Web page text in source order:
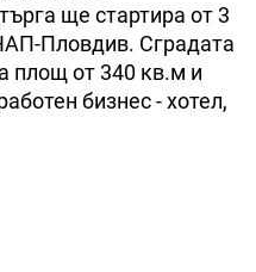
ще стартира от 3
Пловдив. Сградата
площ от 340 кв.м и
бизнес - хотел,